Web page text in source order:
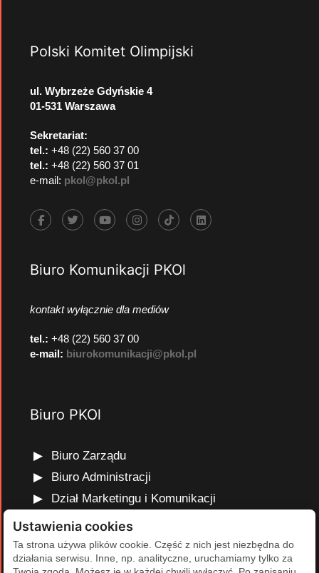
Polski Komitet Olimpijski
ul. Wybrzeże Gdyńskie 4
01-531 Warszawa
Sekretariat:
tel.: +48 (22) 560 37 00
tel.: +48 (22) 560 37 01
e-mail: pkol@pkol.pl
Biuro Komunikacji PKOl
kontakt wyłącznie dla mediów
tel.: +48 (22) 560 37 00
e-mail: biurokomunikacji@pkol.pl
Biuro PKOl
Biuro Zarządu
Biuro Administracji
Dział Marketingu i Komunikacji
Dział Edukacji Olimpijskiej
Dział Finansów i Kadr
Dział Projektów Olimpijskich
Ustawienia cookies
Ta strona używa plików cookie. Część z nich jest niezbędna do
działania serwisu. Inne, np. analityczne, uruchamiamy tylko za